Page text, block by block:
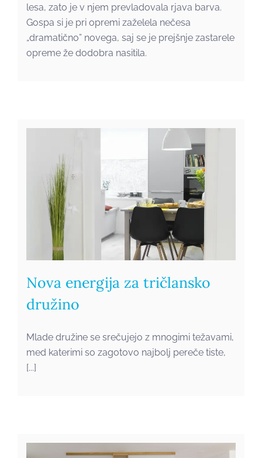
lesa, zato je v njem prevladovala rjava barva.
Gospa si je pri opremi zaželela nečesa
„dramatično” novega, saj se je prejšnje zastarele
opreme že dodobra nasitila.
Nova energija za tričlansko
družino
Mlade družine se srečujejo z mnogimi težavami,
med katerimi so zagotovo najbolj pereče tiste,
[...]